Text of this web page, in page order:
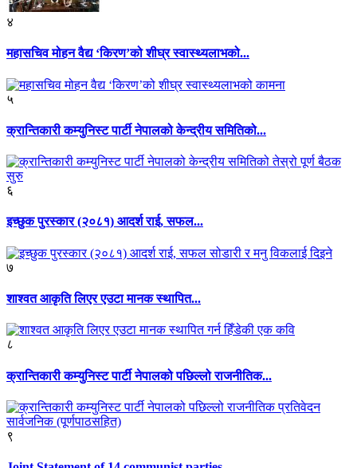
४
महासचिव मोहन वैद्य ‘किरण’को शीघ्र स्वास्थ्यलाभको...
५
क्रान्तिकारी कम्युनिस्ट पार्टी नेपालको केन्द्रीय समितिको...
६
इच्छुक पुरस्कार (२०८१) आदर्श राई, सफल...
७
शाश्वत आकृति लिएर एउटा मानक स्थापित...
८
क्रान्तिकारी कम्युनिस्ट पार्टी नेपालको पछिल्लो राजनीतिक...
९